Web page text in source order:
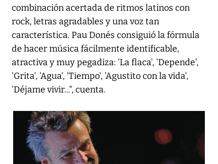
combinación acertada de ritmos latinos con
rock, letras agradables y una voz tan
característica. Pau Donés consiguió la fórmula
de hacer música fácilmente identificable,
atractiva y muy pegadiza: 'La flaca', 'Depende',
'Grita', 'Agua', 'Tiempo', 'Agustito con la vida',
'Déjame vivir...”, cuenta.